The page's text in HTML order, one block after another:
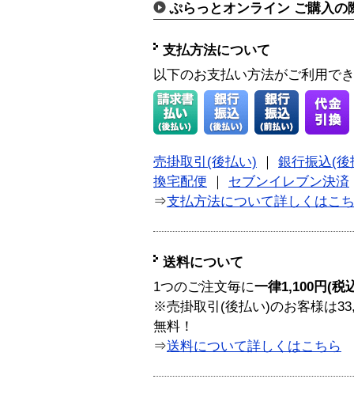
ぷらっとオンライン ご購入の
支払方法について
以下のお支払い方法がご利用で
売掛取引(後払い)
銀行振込(後
換宅配便
セブンイレブン決済
⇒支払方法について詳しくはこ
送料について
1つのご注文毎に一律1,100円(税
※売掛取引(後払い)のお客様は
無料！
⇒送料について詳しくはこちら